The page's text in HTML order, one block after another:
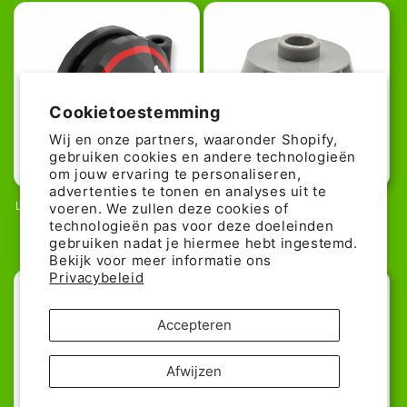
Cookietoestemming
Wij en onze partners, waaronder Shopify,
gebruiken cookies en andere technologieën
om jouw ervaring te personaliseren,
advertenties te tonen en analyses uit te
voeren. We zullen deze cookies of
technologieën pas voor deze doeleinden
gebruiken nadat je hiermee hebt ingestemd.
Bekijk voor meer informatie ons
Privacybeleid
Accepteren
Afwijzen
22% günstiger!
LEGO Minifiguren Piraten-Hut mit
Totenkopf / Rot abgesetzt
Normale
prijs
1,39€ Aanbiedingsprijs
1,09€
78% günstiger!
LEGO Cone 2x2 - Star Wars
Millennium Falcon Cockpit
Normale
prijs
0,89€ 0,20€